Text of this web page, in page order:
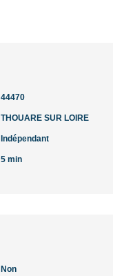
44470
THOUARE SUR LOIRE
Indépendant
5 min
Non